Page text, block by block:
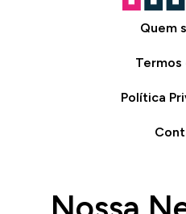
Quem
Termos
Política